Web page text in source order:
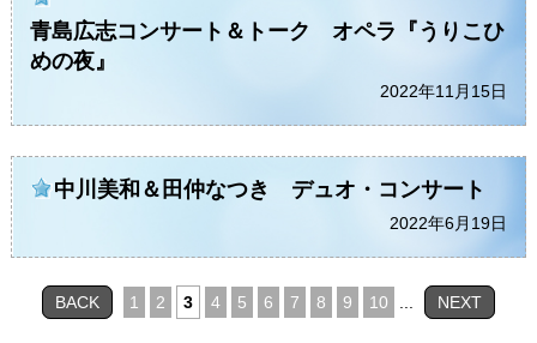
青島広志コンサート＆トーク オペラ『うりこひ
めの夜』
2022年11月15日
中川美和＆田仲なつき デュオ・コンサート
2022年6月19日
BACK 1 2 3 4 5 6 7 8 9 10 NEXT